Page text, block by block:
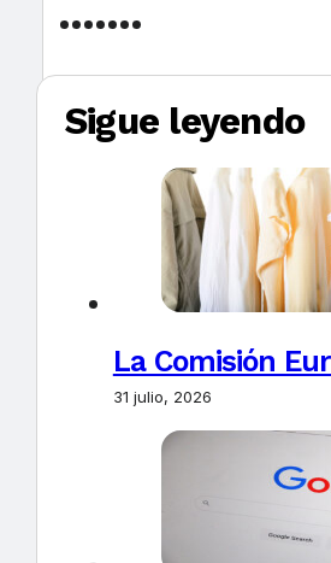
Sigue leyendo
La Comisión
31 julio, 2026